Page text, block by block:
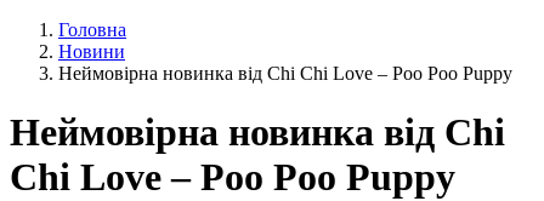
Головна
Новини
Неймовірна новинка від Chi Chi Love – Poo Poo Puppy
Неймовірна новинка від Chi
Chi Love – Poo Poo Puppy